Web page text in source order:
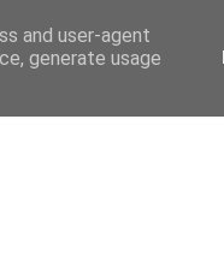
and user-agent
generate usage